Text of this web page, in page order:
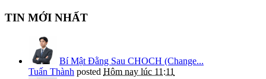
TIN MỚI NHẤT
Bí Mật Đằng Sau CHOCH (Change...
Tuấn Thành posted Hôm nay lúc 11:11